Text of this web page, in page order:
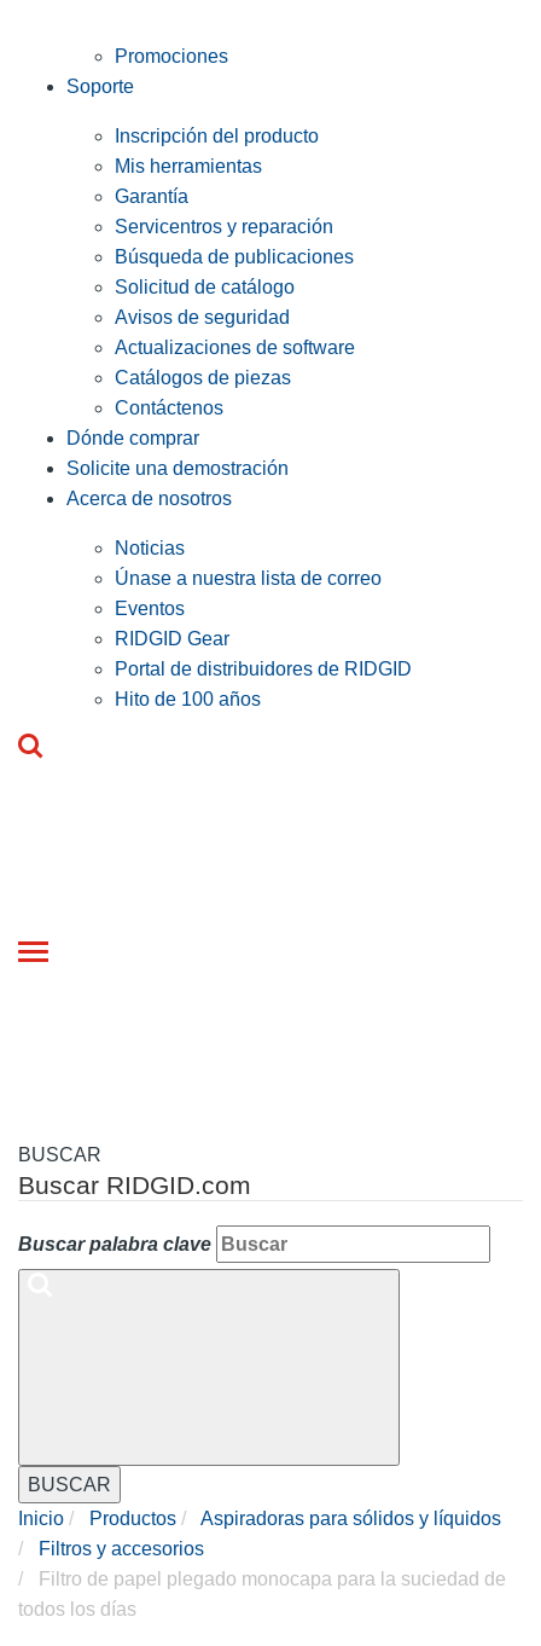
Promociones
Soporte
Inscripción del producto
Mis herramientas
Garantía
Servicentros y reparación
Búsqueda de publicaciones
Solicitud de catálogo
Avisos de seguridad
Actualizaciones de software
Catálogos de piezas
Contáctenos
Dónde comprar
Solicite una demostración
Acerca de nosotros
Noticias
Únase a nuestra lista de correo
Eventos
RIDGID Gear
Portal de distribuidores de RIDGID
Hito de 100 años
Toggle
BUSCAR
Buscar RIDGID.com
Buscar palabra clave
BUSCAR
Inicio
Productos
Aspiradoras para sólidos y líquidos
Filtros y accesorios
Filtro de papel plegado monocapa para la suciedad de
todos los días